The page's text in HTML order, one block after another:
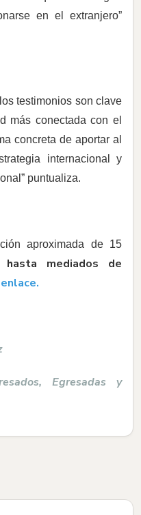
en el extranjero”
testimonios son clave
más conectada con el
concreta de aportar al
internacional y
puntualiza.
aproximada de 15
hasta mediados de
Egresadas y